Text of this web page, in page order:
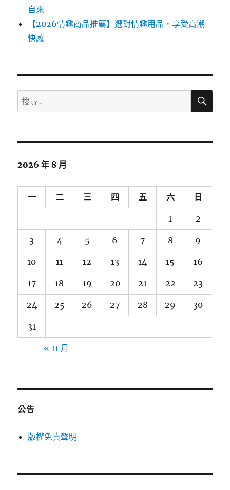
自來
【2026情趣商品推薦】選對情趣用品，享受高潮
快感
搜
尋
鍵
搜
2026 年 8 月
一 二 三 四 五 六 日
1 2
3 4 5 6 7 8 9
10 11 12 13 14 15 16
17 18 19 20 21 22 23
24 25 26 27 28 29 30
31
« 11 月
公告
版權免責聲明